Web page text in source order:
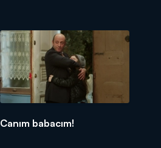
Canım babacım!